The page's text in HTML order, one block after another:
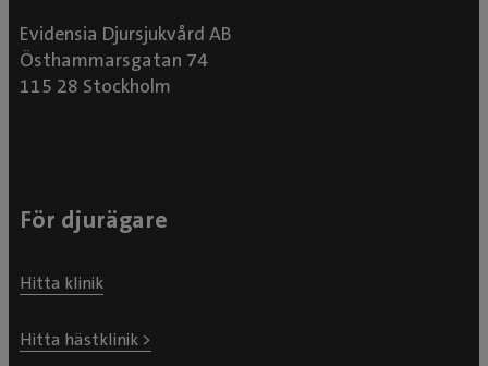
Evidensia Djursjukvård AB
Östhammarsgatan 74
115 28 Stockholm
För djurägare
Hitta klinik
Hitta hästklinik >